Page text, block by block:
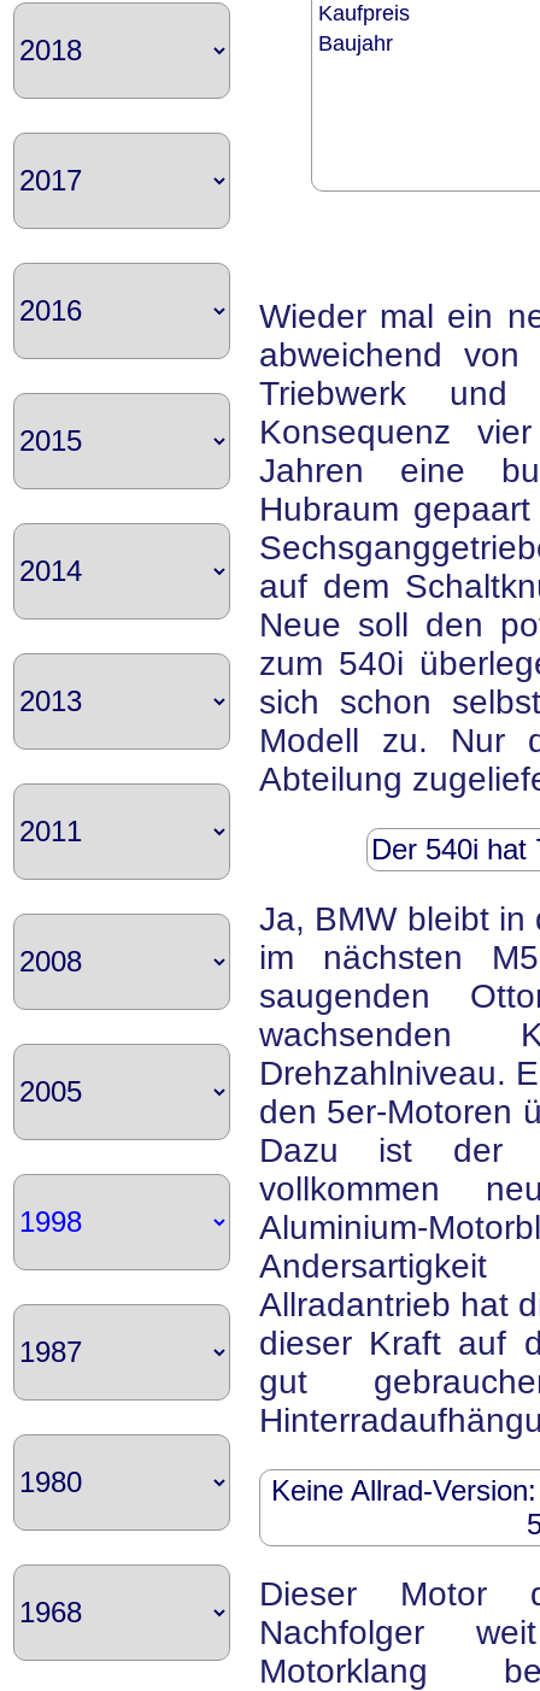
Kaufpreis
Baujahr
Wieder mal ein
abweichend
Triebwerk
Konsequenz
Jahren eine
Hubraum
auf dem
Neue soll den
zum 540i
sich schon
Modell zu. Nur
Abteilung
Der 540i hat
Ja, BMW bleibt in
im nächsten
saugenden
wachsenden
Drehzahlniveau.
den 5er-Motoren
Dazu ist der
vollkommen
Aluminium-
Allradantrieb hat
dieser Kraft auf
gut
Keine Allrad-
Dieser Motor
Nachfolger
Motorklang